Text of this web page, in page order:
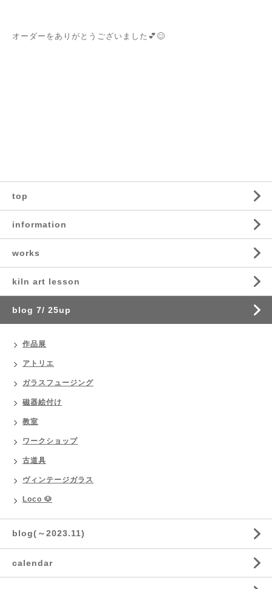
オーダーをありがとうございました💕😊
top
information
works
kiln art lesson
blog 7/ 25up
作品展
アトリエ
ガラスフュージング
磁器絵付け
教室
ワークショップ
古道具
ヴィンテージガラス
Loco 🐶
blog(～2023.11)
calendar